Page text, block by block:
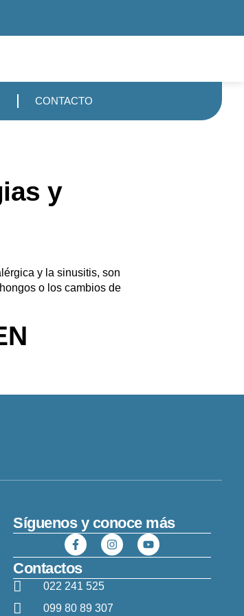
CONTACTO
y
y la sinusitis, son
o los cambios de
Síguenos y conoce más
Contactos
022 241 525
099 80 89 307